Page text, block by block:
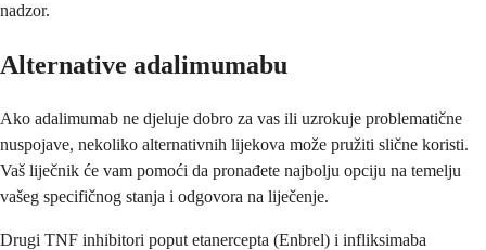
nadzor.
Alternative adalimumabu
Ako adalimumab ne djeluje dobro za vas ili uzrokuje problematične
nuspojave, nekoliko alternativnih lijekova može pružiti slične koristi.
Vaš liječnik će vam pomoći da pronađete najbolju opciju na temelju
vašeg specifičnog stanja i odgovora na liječenje.
Drugi TNF inhibitori poput etanercepta (Enbrel) i infliksimaba